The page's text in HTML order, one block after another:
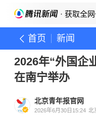
· 获取全
首页 新闻
2026年“外国企
在南宁举办
北京青年报官网
2026年6月30日15:24 北